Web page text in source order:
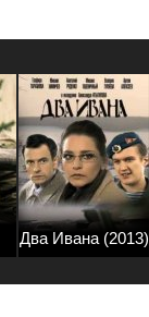
Два Ивана (2013)